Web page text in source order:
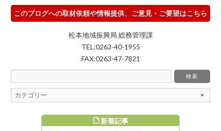
このブログへの取材依頼や情報提供、ご意見・ご要望はこちら
松本地域振興局 総務管理課
TEL:0263-40-1955
FAX:0263-47-7821
新着記事